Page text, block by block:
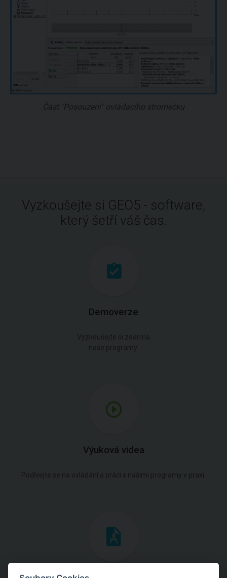
Část "Posouzení" ovládacího stromečku
Vyzkoušejte si GEO5 - software,
který šetří váš čas.
Demoverze
Vyzkoušejte si zdarma
naše programy.
Výuková videa
Podívejte se na ovládání a práci s našimi programy v praxi.